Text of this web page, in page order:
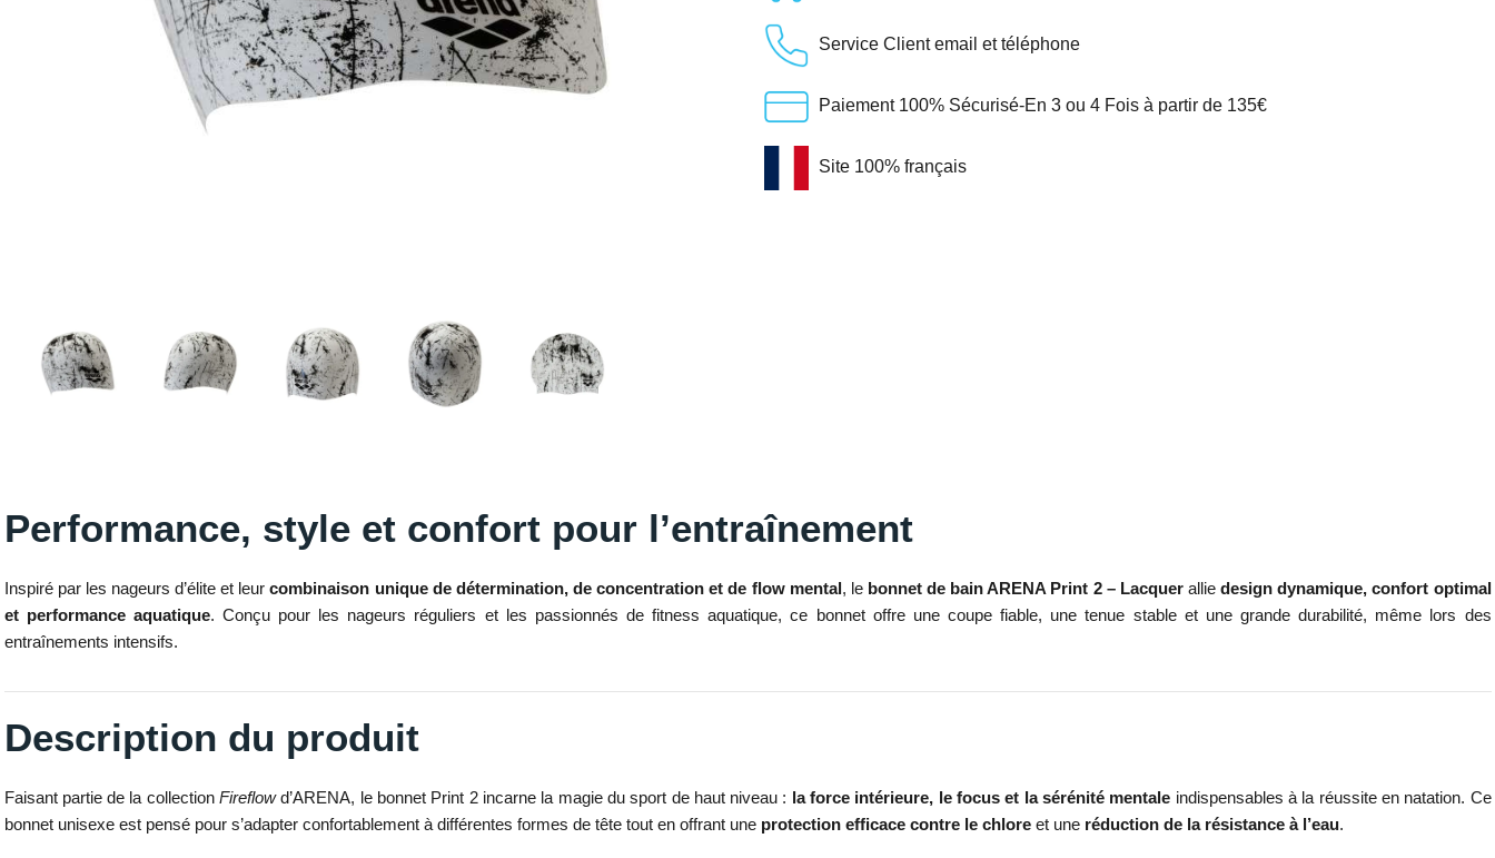
Service Client email et téléphone
Paiement 100% Sécurisé-En 3 ou 4 Fois à partir de 135€
Site 100% français
Performance, style et confort pour l’entraînement
Inspiré par les nageurs d’élite et leurcombinaison unique de détermination, de concentration et de flow mental, le bonnet de bain ARENA Print 2 – Lacqueralliedesign dynamique, confort optimal
et performance aquatique. Conçu pour les nageurs réguliers et les passionnés de fitness aquatique, ce bonnet offre une coupe fiable, une tenue stable et une grande durabilité, même lors des
entraînements intensifs.
Description du produit
Faisant partie de la collectionFireflowd’ARENA, le bonnet Print 2 incarne la magie du sport de haut niveau : la force intérieure, le focus et la sérénité mentale indispensables à la réussite en natation. Ce
bonnet unisexe est pensé pour s’adapter confortablement à différentes formes de tête tout en offrant une protection efficace contre le chloreet une réduction de la résistance à l’eau.